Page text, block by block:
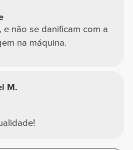
e não se danificam com a
na máquina.
M.